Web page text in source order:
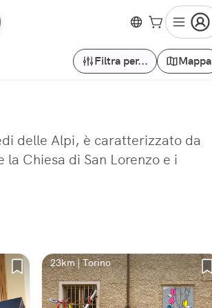
Filtra per... Mappa
delle Alpi, è caratterizzato da
Chiesa di San Lorenzo e i
23km | Torino